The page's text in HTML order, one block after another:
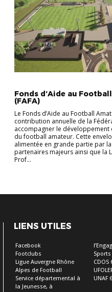
Fonds d’Aide au
(FAFA)
Le Fonds d’Aide au Football
contribution annuelle de la
accompagner le développement
du football amateur. Cette
alimentée en grande partie par la
partenaires majeurs ainsi que la
Prof...
LIENS UTILES
Facebook
Footclubs
Ligue Auvergne Rhône
Alpes de Football
Service départemental à
la Jeunesse, à
CDOS
UNAF